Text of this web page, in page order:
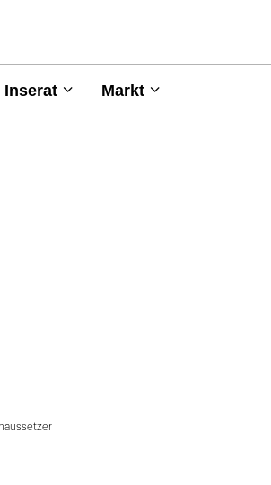
Inserat Markt